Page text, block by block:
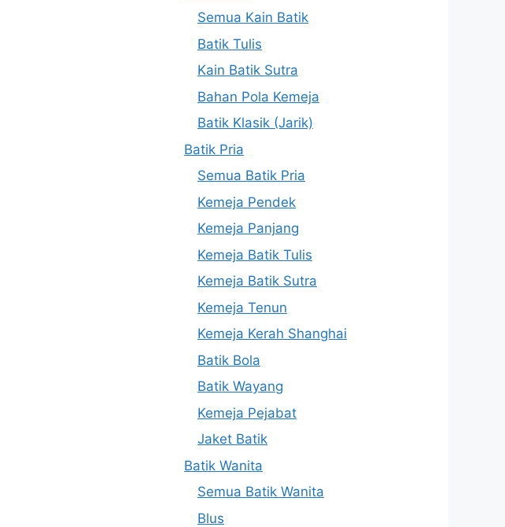
Semua Kain Batik
Batik Tulis
Kain Batik Sutra
Bahan Pola Kemeja
Batik Klasik (Jarik)
Batik Pria
Semua Batik Pria
Kemeja Pendek
Kemeja Panjang
Kemeja Batik Tulis
Kemeja Batik Sutra
Kemeja Tenun
Kemeja Kerah Shanghai
Batik Bola
Batik Wayang
Kemeja Pejabat
Jaket Batik
Batik Wanita
Semua Batik Wanita
Blus